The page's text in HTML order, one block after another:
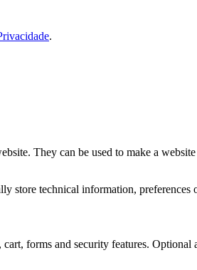
.
They can be used to make a
store technical information,
forms and security features.